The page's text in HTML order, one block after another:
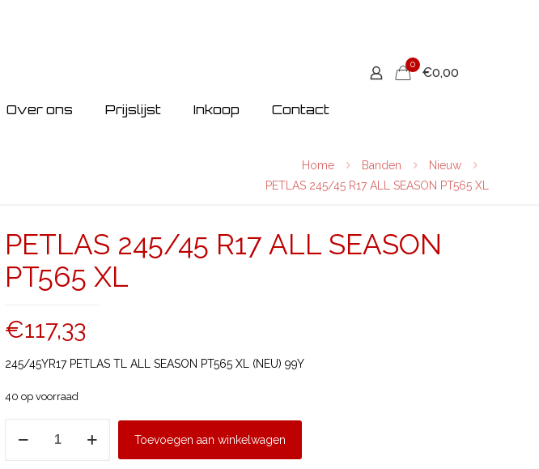
Over ons Prijslijst Inkoop Contact
0
€0,00
Home Banden
Nieuw
PETLAS 245/45 R17 ALL SEASON PT565 XL
PETLAS 245/45 R17 ALL SEASON
PT565 XL
€117,33
245/45YR17 PETLAS TL ALL SEASON PT565 XL (NEU) 99Y
40 op voorraad
Toevoegen aan winkelwagen